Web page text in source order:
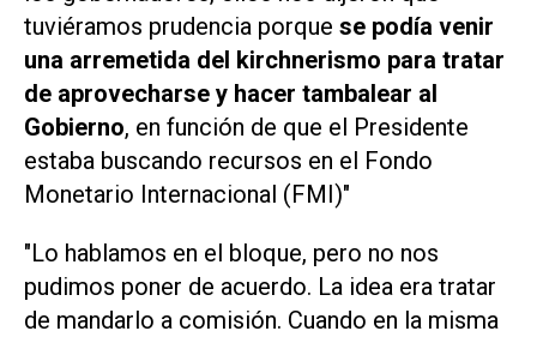
tuviéramos prudencia porque se podía venir
una arremetida del kirchnerismo para tratar
de aprovecharse y hacer tambalear al
Gobierno, en función de que el Presidente
estaba buscando recursos en el Fondo
Monetario Internacional (FMI)"
"Lo hablamos en el bloque, pero no nos
pudimos poner de acuerdo. La idea era tratar
de mandarlo a comisión. Cuando en la misma